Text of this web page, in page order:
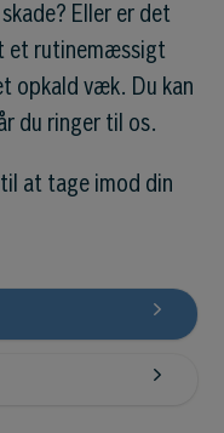
Eller er det
et rutinemæssigt
opkald væk. Du kan
du ringer til os.
at tage imod din